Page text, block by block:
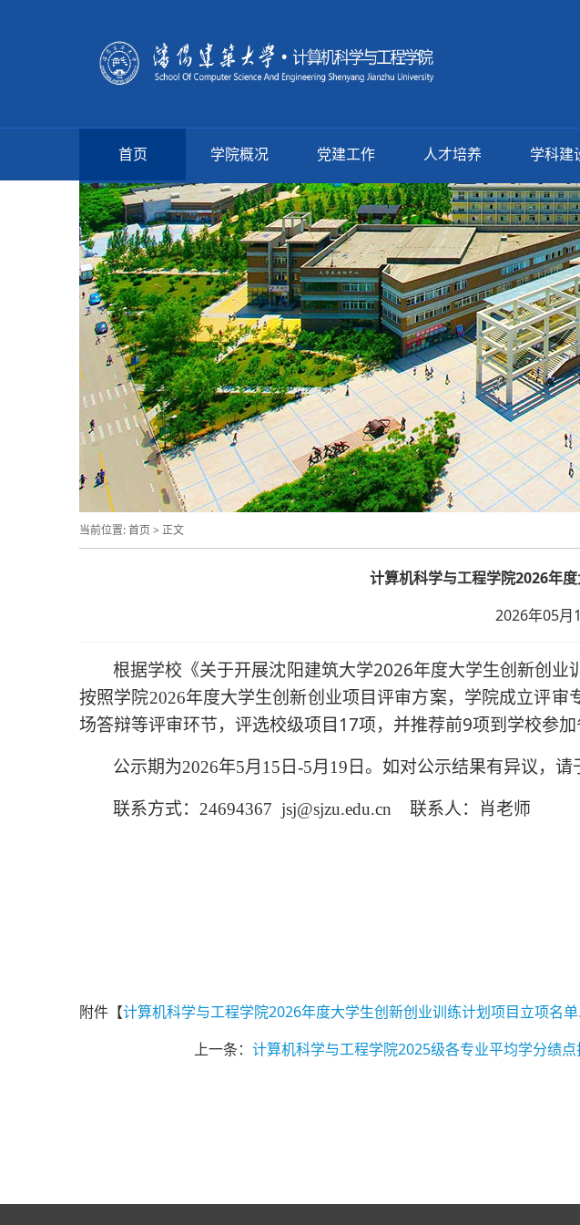
首页 学院概况 党建工作 人才培养 学科建
当前位置:首页> 正文
计算机科学与工程学院2026年
2026年05月
根据学校《关于开展沈阳建筑大学2026年度大学生创新创业
按照学院2026年度大学生创新创业项目评审方案，学院成立评审
场答辩等评审环节，评选校级项目17项，并推荐前9项到学校参
公示期为2026年5月15日-5月19日。如对公示结果有异议，请
联系方式：
24694367 jsj@sjzu.edu.cn 联系人：肖老师
计算机科学
附件【计算机科学与工程学院2026年度大学生创新创业训练计划项目立项名
上一条： 计算机科学与工程学院2025级各专业平均学分绩